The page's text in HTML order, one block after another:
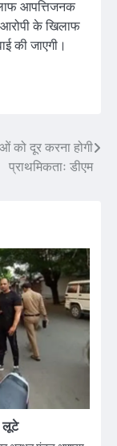
आपत्तिजनक
के खिलाफ
की जाएगी।
को दूर करना होगी
प्राथमिकताः डीएम
लूटे